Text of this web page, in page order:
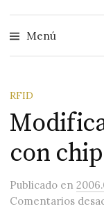
Menú
RFID
con
Publicado en
Comentarios